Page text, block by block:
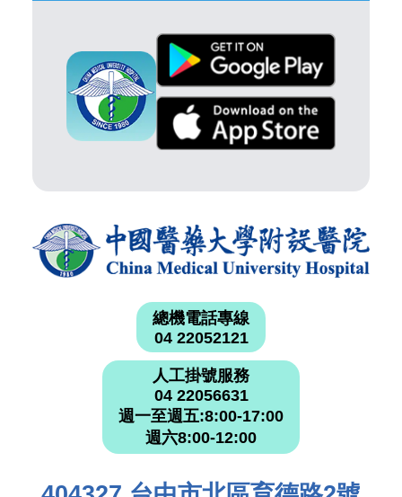
總機電話專線
04 22052121
人工掛號服務
04 22056631
週一至週五:8:00-17:00
週六8:00-12:00